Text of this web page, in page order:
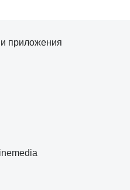
приложения